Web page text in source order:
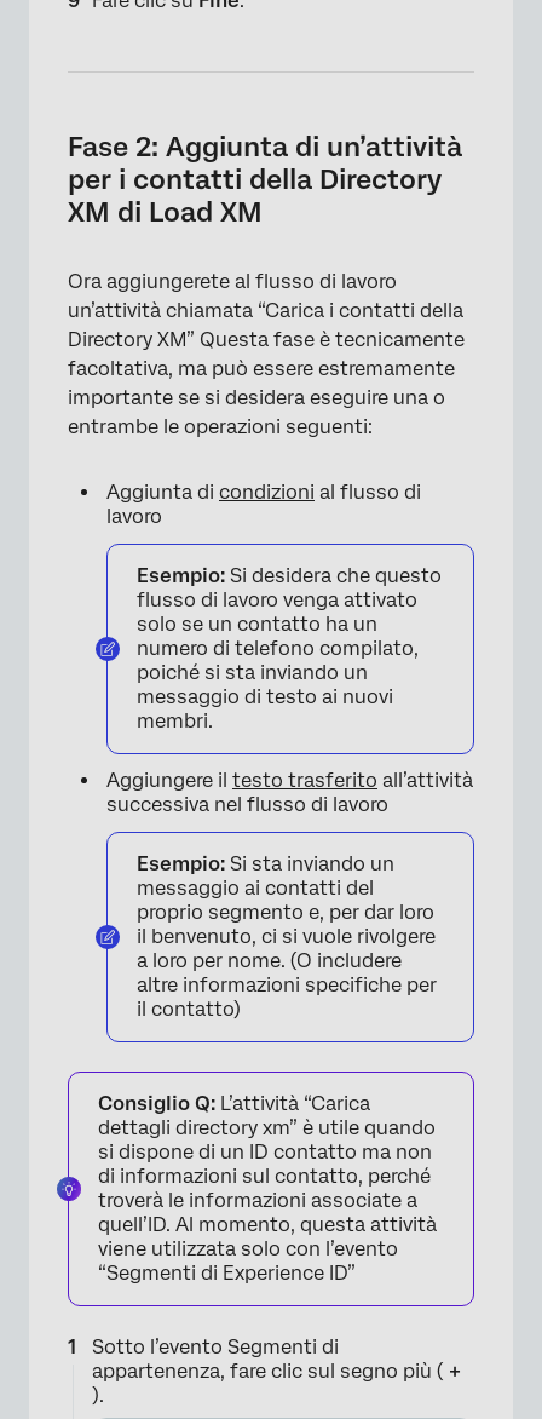
×
Fase 2: Aggiunta di un’attività
per i contatti della Directory
XM di Load XM
Ora aggiungerete al flusso di lavoro
un’attività chiamata “Carica i contatti della
Directory XM” Questa fase è tecnicamente
facoltativa, ma può essere estremamente
importante se si desidera eseguire una o
entrambe le operazioni seguenti:
Aggiunta di condizioni al flusso di
lavoro
Esempio: Si desidera che questo
flusso di lavoro venga attivato
solo se un contatto ha un
numero di telefono compilato,
poiché si sta inviando un
messaggio di testo ai nuovi
membri.
Aggiungere il testo trasferito all’attività
successiva nel flusso di lavoro
Esempio: Si sta inviando un
messaggio ai contatti del
proprio segmento e, per dar loro
il benvenuto, ci si vuole rivolgere
a loro per nome. (O includere
altre informazioni specifiche per
il contatto)
Consiglio Q: L’attività “Carica
dettagli directory xm” è utile quando
si dispone di un ID contatto ma non
di informazioni sul contatto, perché
troverà le informazioni associate a
quell’ID. Al momento, questa attività
viene utilizzata solo con l’evento
“Segmenti di Experience ID”
Sotto l’evento Segmenti di
appartenenza, fare clic sul segno più ( +
).